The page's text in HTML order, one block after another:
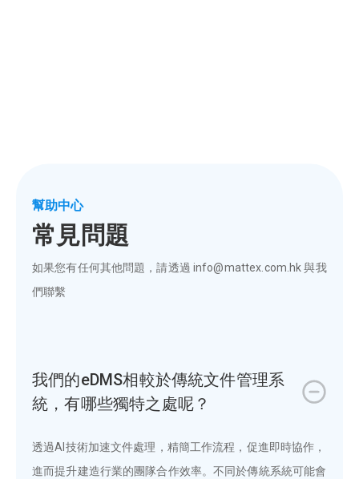
幫助中心
常見問題
如果您有任何其他問題，請透過 info@mattex.com.hk 與我
們聯繫
我們的eDMS相較於傳統文件管理系
統，有哪些獨特之處呢？
透過AI技術加速文件處理，精簡工作流程，促進即時協作，
進而提升建造行業的團隊合作效率。不同於傳統系統可能會